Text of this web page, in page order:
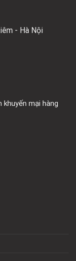
- Hà Nội
mại hàng